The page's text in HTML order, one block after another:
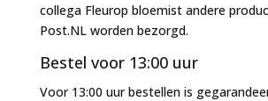
collega Fleurop bloemist andere
Post.NL worden bezorgd.
Bestel voor 13:00 uur
Voor 13:00 uur bestellen is